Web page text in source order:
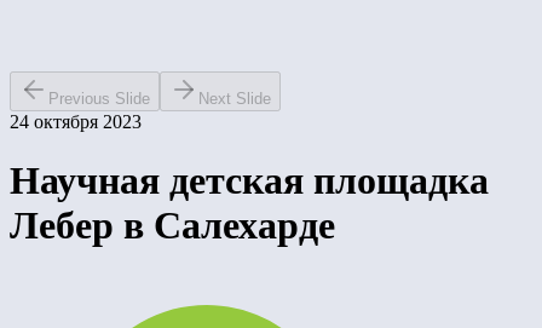
Previous Slide Next Slide
24 октября 2023
Научная детская площадка
Лебер в Салехарде